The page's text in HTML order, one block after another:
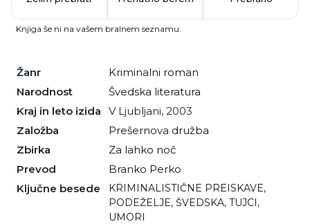
Žanr
kriminalni roman
Narodnost
švedska literatura
Kraj in leto izida
V Ljubljani, 2003
Založba
Prešernova družba
Zbirka
Za lahko noč
Prevod
Branko Perko
Ključne besede
KRIMINALISTIČNE PREISKAVE,
PODEŽELJE, ŠVEDSKA, TUJCI,
UMORI
Knjiga še ni na vašem bralnem seznamu.